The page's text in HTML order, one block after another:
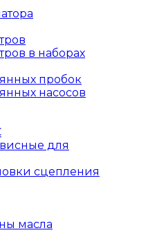
в наборах
пробок
насосов
для
сцепления
масла